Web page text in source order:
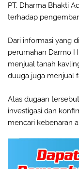
PT. Dharma Bhakti
terhadap
Dari informasi yang
perumahan Darmo
menjual tanah
duuga juga menjual
Atas dugaan
investigasi dan
mencari kebenaran